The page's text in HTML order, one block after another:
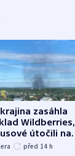
zasáhla
Wildberries,
útočili na
hasiče či
před 14 h